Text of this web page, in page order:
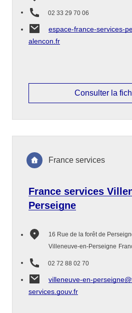
02 33 29 70 06
espace-france-services-
alencon.fr
Consulter la
France services
Perseigne
16 Rue de la forêt de
Villeneuve-en-Perseigne
02 72 88 02 70
villeneuve-en-
services.gouv.fr
France services